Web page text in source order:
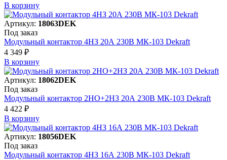
В корзинy
Артикул: 18063DEK
Под заказ
Модульный контактор 4НЗ 20А 230В МК-103 Dekraft
4 349 ₽
В корзинy
Артикул: 18062DEK
Под заказ
Модульный контактор 2НО+2НЗ 20А 230В МК-103 Dekraft
4 422 ₽
В корзинy
Артикул: 18056DEK
Под заказ
Модульный контактор 4НЗ 16А 230В МК-103 Dekraft